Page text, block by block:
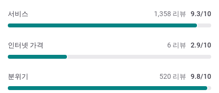
1,358 리뷰 9.3/10
서비스
6 리뷰 2.9/10
인터넷 가격
520 리뷰 9.8/10
분위기